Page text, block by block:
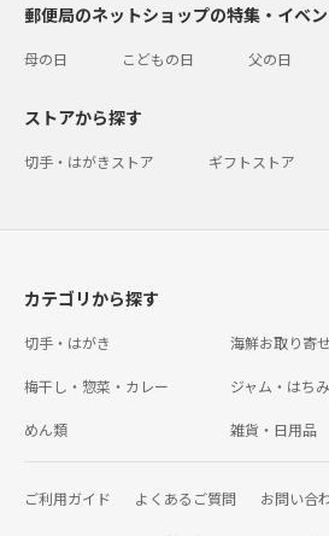
郵便局のネットショップの特集・イベ
母の日 こどもの日 父の日
ストアから探す
切手・はがきストア ギフトストア
カテゴリから探す
切手・はがき 海鮮お取り寄
梅干し・惣菜・カレー ジャム・はち
めん類 雑貨・日用品
ご利用ガイド よくあるご質問 お問い合